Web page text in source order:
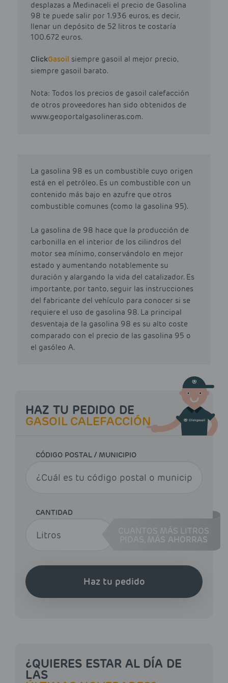
desplazas a Medinaceli el precio de Gasolina
98 te puede salir por 1.936 euros, es decir,
llenar un depósito de 52 litros te costaría
100.672 euros.
ClickGasoil siempre gasoil al mejor precio,
siempre gasoil barato.
Nota: Todos los precios de gasoil calefacción
de otros proveedores han sido obtenidos de
www.geoportalgasolineras.com.
La gasolina 98 es un combustible cuyo origen
está en el petróleo. Es un combustible con un
contenido más bajo en azufre que otros
combustible comunes (como la gasolina 95).
La gasolina de 98 hace que la producción de
carbonilla en el interior de los cilindros del
motor sea mínimo, conservándolo en mejor
estado y aumentando notablemente su
duración y alargando la vida del catalizador. Es
importante, por tanto, seguir las instrucciones
del fabricante del vehículo para conocer si se
requiere el uso de gasolina 98. La principal
desventaja de la gasolina 98 es su alto coste
comparado con el precio de las gasolina 95 o
el gasóleo A.
HAZ TU PEDIDO DE
GASOIL CALEFACCIÓN
CÓDIGO POSTAL / MUNICIPIO
CANTIDAD
CUANTOS MÁS LITROS
MÁS AHORRAS
Haz tu pedido
¿QUIERES ESTAR AL DÍA DE
LAS